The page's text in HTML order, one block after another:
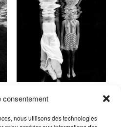
consentement
nous utilisons des technologies